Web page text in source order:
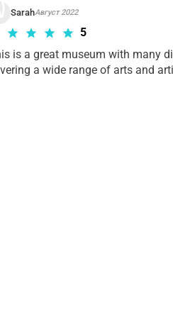
SarahАвгуст 2022
5
is a great museum with many
a wide range of arts and